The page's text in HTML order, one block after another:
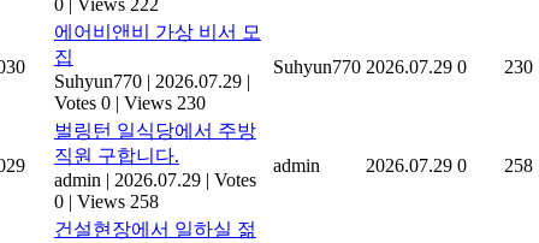
0 | Views 222
에어비앤비 가상 비서 모
집
Suhyun770 | 2026.07.29 |
Votes 0 | Views 230
Suhyun770 2026.07.29 0 230
벌링턴 일식당에서 주방
직원 구합니다.
admin | 2026.07.29 | Votes
0 | Views 258
admin 2026.07.29 0 258
건설현장에서 일하실 젊